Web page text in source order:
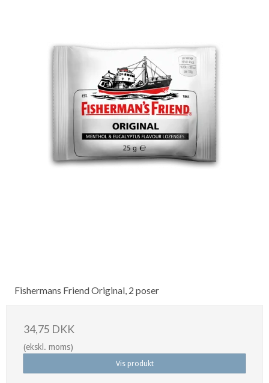
Fishermans Friend Original, 2 poser
34,75 DKK
(ekskl. moms)
Vis produkt